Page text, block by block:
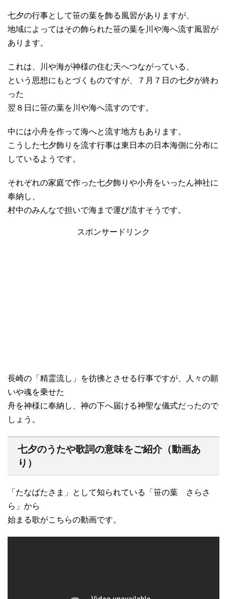
七夕の行事として笹の葉を飾る風習がありますが、
地域によってはその飾られた笹の葉を川や海へ流す風習が
あります。
これは、川や海が神様の住む天へつながっている、
という思想にもとづくものですが、７月７日の七夕が終わ
った
翌８日に笹の葉を川や海へ流すのです。
中には小舟を作って海へと流す地方もあります。
こうした七夕飾りを流す行事は東日本の日本海側に分布に
しているようです。
それぞれの家庭で作った七夕飾りや小舟をいったん神社に
奉納し、
村中のみんなで担いで海まで運び流すそうです。
スポンサードリンク
長崎の「精霊流し」を彷彿とさせる行事ですが、人々の願
いや魂を乗せた
舟を神様に奉納し、神の下へ届ける神聖な儀式だったので
しょう。
七夕のうたや歌詞の意味をご紹介（動画あ
り）
「たなばたさま」として知られている「笹の葉 さらさ
ら」から
始まる歌がこちらの動画です。